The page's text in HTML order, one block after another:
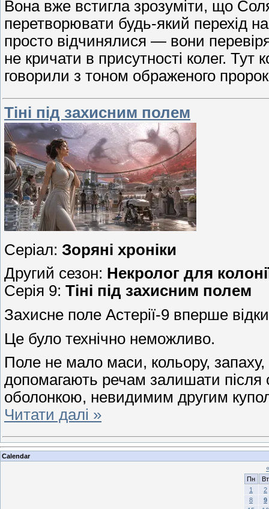
Вона вже встигла зрозуміти, що
перетворювати будь-який перехід
просто відчинялися — вони
не кричати в присутності колег.
говорили з тоном ображеного
Тіні під захисним полем
Серіал: Зоряні хроніки
Другий сезон: Некролог для
Серія 9: Тіні під захисним полем
Захисне поле Астерії-9 вперше
Це було технічно неможливо.
Поле не мало маси, кольору, запаху,
допомагають речам залишати
оболонкою, невидимим другим
Читати далі »
Calendar
«
Пн
Вт
1
2
8
9